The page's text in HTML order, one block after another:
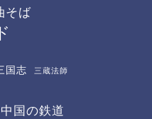
そば
国志 三蔵法師
中国の鉄道